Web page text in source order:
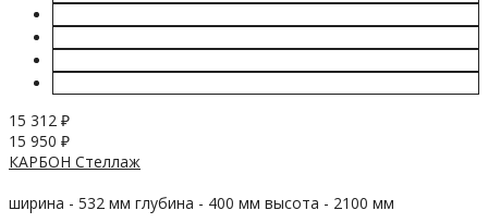
15 312 ₽
15 950 ₽
КАРБОН Стеллаж
ширина - 532 мм глубина - 400 мм высота - 2100 мм